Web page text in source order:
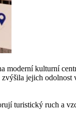
moderní kulturní
jejich
turistický ruch a